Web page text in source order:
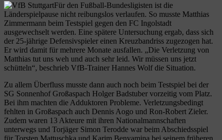
Für den Fußball-Bundesligisten ist die
Länderspielpause nicht reibungslos verlaufen. So musste Matthias
Zimmermann beim Testspiel gegen den FC Ingolstadt
ausgewechselt werden. Eine spätere Untersuchung ergab, dass sich
der 25-jährige Defensivspieler einen Kreuzbandriss zugezogen hat.
Er wird damit für mehrere Monate ausfallen. „Die Verletzung von
Matthias tut uns weh und auch sehr leid. Wir müssen uns jetzt
schütteln“, beschrieb VfB-Trainer Hannes Wolf die Situation.
Zu allem Überfluss musste dann auch noch beim Testspiel bei der
SG Sonnenhof Großaspach Holger Badstuber vorzeitig vom Platz.
Bei ihm machten die Adduktoren Probleme. Verletzungsbedingt
fehlten in Großaspach auch Dennis Aogo und Ron-Robert Zieler.
Zudem waren 13 Akteure mit ihren Nationalmannschaften
unterwegs und Torjäger Simon Terodde war beim Abschiedsspiel
für Torsten Mattuschka und Karim Benyamina bei seinem früheren